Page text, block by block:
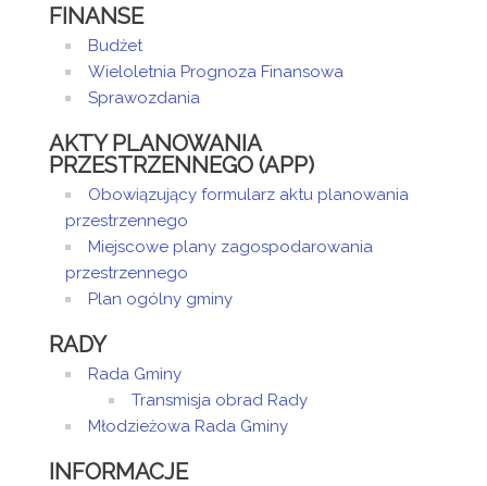
FINANSE
Budżet
Wieloletnia Prognoza Finansowa
Sprawozdania
AKTY PLANOWANIA
PRZESTRZENNEGO (APP)
Obowiązujący formularz aktu planowania
przestrzennego
Miejscowe plany zagospodarowania
przestrzennego
Plan ogólny gminy
RADY
Rada Gminy
Transmisja obrad Rady
Młodzieżowa Rada Gminy
INFORMACJE